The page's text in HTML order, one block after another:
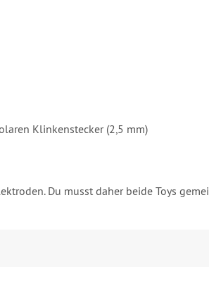
Klinkenstecker (2,5 mm)
Du musst daher beide Toys